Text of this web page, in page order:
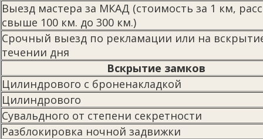
Выезд мастера за МКАД (стоимость за 1 км,
свыше 100 км. до 300 км.)
Срочный выезд по рекламации или на
течении дня
Вскрытие замков
Цилиндрового с броненакладкой
Цилиндрового
Сувальдного от степени секретности
Разблокировка ночной задвижки